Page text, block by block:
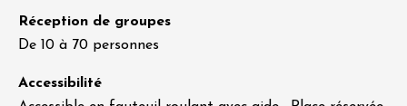
Réception de groupes
De 10 à 70 personnes
Accessibilité